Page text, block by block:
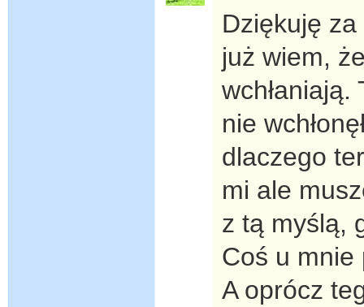
Dziękuję za
już wiem,
nie
dlaczego
mi ale
z tą myślą,
Coś u mnie
A oprócz